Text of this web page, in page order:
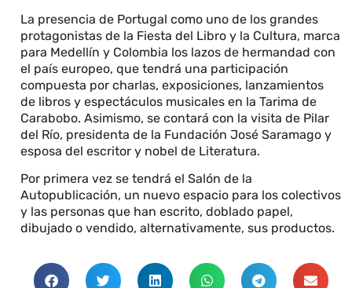
La presencia de Portugal como uno de los grandes
protagonistas de la Fiesta del Libro y la Cultura, marca
para Medellín y Colombia los lazos de hermandad con
el país europeo, que tendrá una participación
compuesta por charlas, exposiciones, lanzamientos
de libros y espectáculos musicales en la Tarima de
Carabobo. Asimismo, se contará con la visita de Pilar
del Río, presidenta de la Fundación José Saramago y
esposa del escritor y nobel de Literatura.
Por primera vez se tendrá el Salón de la
Autopublicación, un nuevo espacio para los colectivos
y las personas que han escrito, doblado papel,
dibujado o vendido, alternativamente, sus productos.